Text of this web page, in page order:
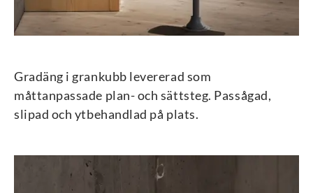
Gradäng i grankubb levererad som
måttanpassade plan- och sättsteg. Passågad,
slipad och ytbehandlad på plats.